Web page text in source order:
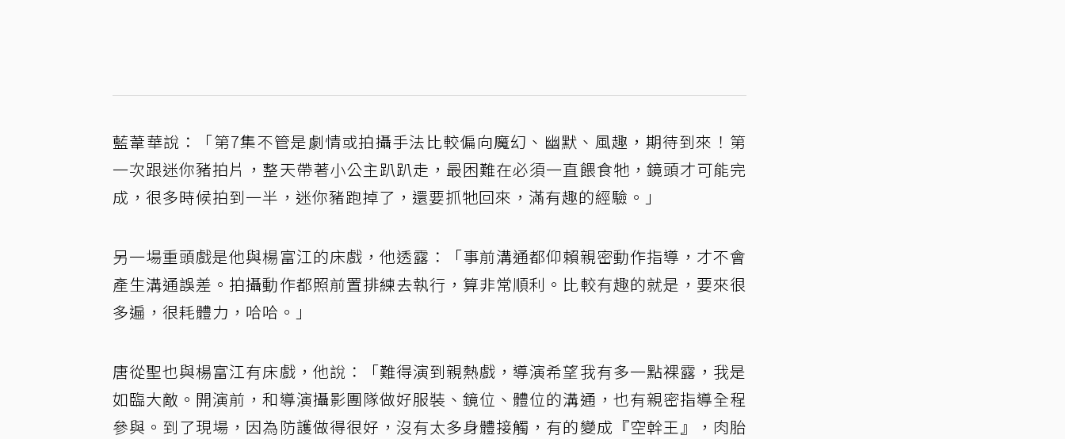
藍葦華說：「第7集不管是劇情或拍攝手法比較偏向魔幻、幽默、風趣，期待到來！第
一次跟迷你豬拍片，整天帶著小公主趴趴走，最困難在必須一直餵食牠，鏡頭才可能完
成，很多時候拍到一半，迷你豬跑掉了，還要抓牠回來，滿有趣的經驗。」
另一場重頭戲是他與楊富江的床戲，他透露：「事前溝通都仰賴親密動作指導，才不會
產生溝通誤差。拍攝動作都照前置排練去執行，算非常順利。比較有趣的就是，要來很
多遍，很耗體力，哈哈。」
唐從聖也與楊富江有床戲，他說：「難得演到親熱戲，導演希望我有多一點裸露，我是
如臨大敵。開演前，和導演攝影團隊做好服裝、鏡位、體位的溝通，也有親密指導全程
參與。到了現場，因為防護做得很好，沒有太多身體接觸，有的變成『空幹王』，肉胎